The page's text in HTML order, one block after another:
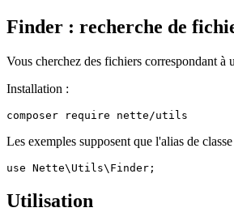
Finder : recherche de
Vous cherchez des fichiers correspondant
Installation :
Les exemples supposent que l'alias de
Utilisation